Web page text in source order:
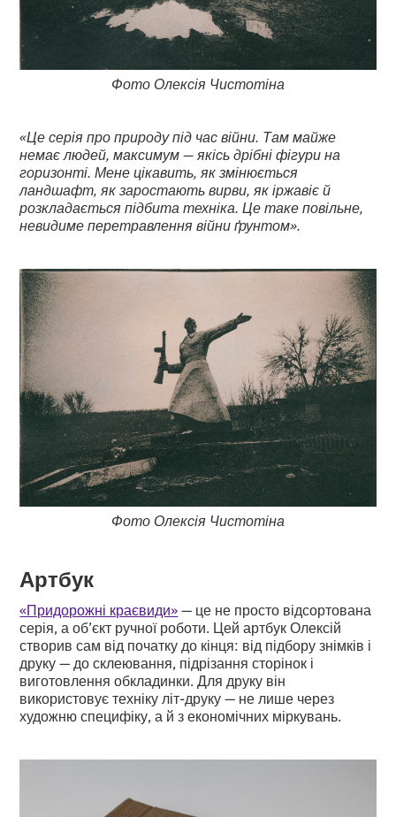
Фото Олексія Чистотіна
«Це серія про природу під час війни. Там майже
немає людей, максимум — якісь дрібні фігури на
горизонті. Мене цікавить, як змінюється
ландшафт, як заростають вирви, як іржавіє й
розкладається підбита техніка. Це таке повільне,
невидиме перетравлення війни ґрунтом».
Фото Олексія Чистотіна
Артбук
«Придорожні краєвиди»— це не просто відсортована
серія, а об’єкт ручної роботи. Цей артбук Олексій
створив сам від початку до кінця: від підбору знімків і
друку — до склеювання, підрізання сторінок і
виготовлення обкладинки. Для друку він
використовує техніку літ-друку — не лише через
художню специфіку, а й з економічних міркувань.